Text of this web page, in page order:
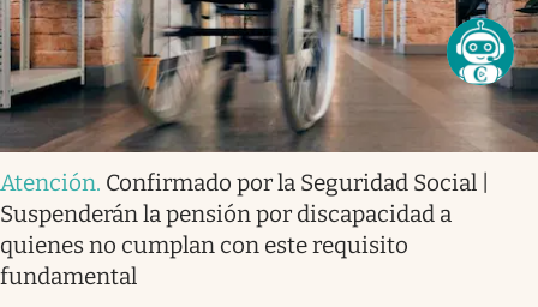
Atención. Confirmado por la Seguridad Social |
Suspenderán la pensión por discapacidad a
quienes no cumplan con este requisito
fundamental